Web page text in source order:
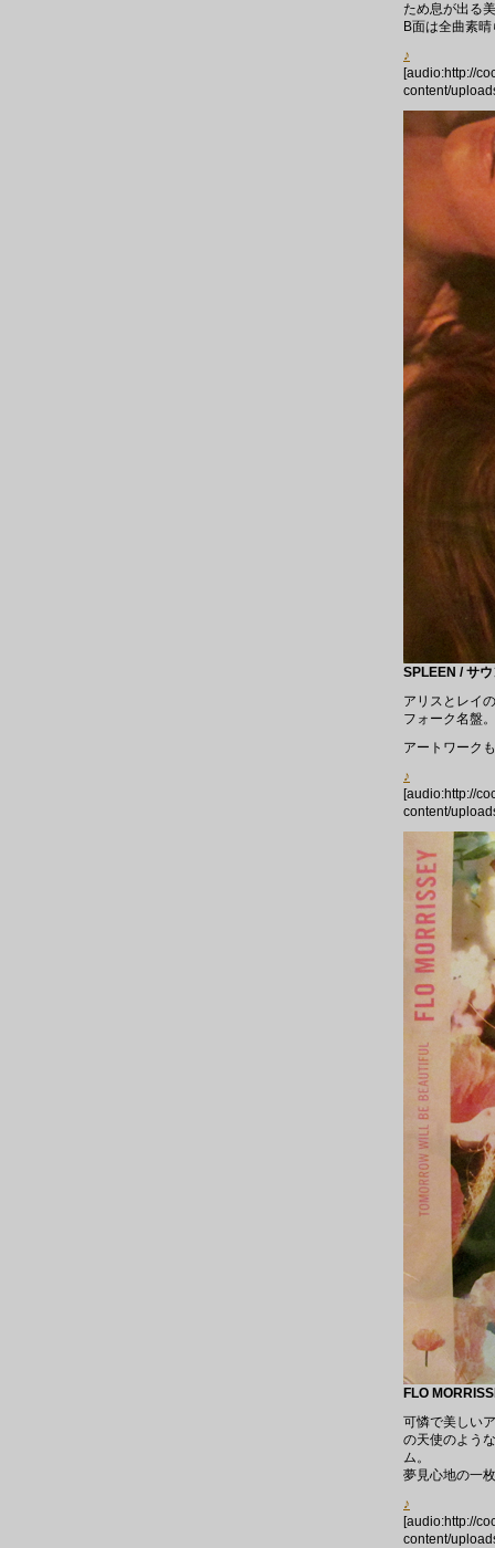
ため息が出る
B面は全曲素
♪
[audio:http://
content/
SPLEEN / サ
アリスとレイ
フォーク名盤。
アートワーク
♪
[audio:http://
content/
FLO
可憐で美しい
の天使のよう
ム。
夢見心地の一
♪
[audio:http://
content/